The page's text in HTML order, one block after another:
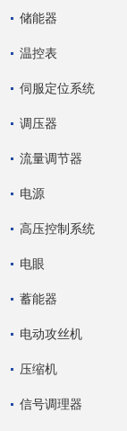
储能器
温控表
伺服定位系统
调压器
流量调节器
电源
高压控制系统
电眼
蓄能器
电动攻丝机
压缩机
信号调理器